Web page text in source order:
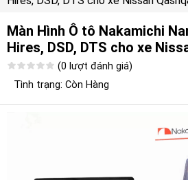
Màn Hình Ô tô Nakamichi
Hires, DSD, DTS cho xe
(0 lượt đánh giá)
Tình trạng: Còn Hàng